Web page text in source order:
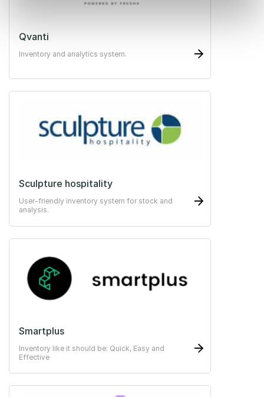
Qvanti
Inventory and analytics system.
Sculpture hospitality
User-friendly inventory system for stock and
analysis.
Smartplus
Inventory like it should be: Quick, Easy and
Effective